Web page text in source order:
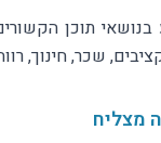
תוכן
שכר, חינוך,
מצליח